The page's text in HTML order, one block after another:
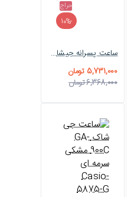
حراج
-10%
ساعت پسرانه جیشاک GA-900H سبز مشکی Casio-5873-G
5,731,000 تومان
6,368,000 تومان